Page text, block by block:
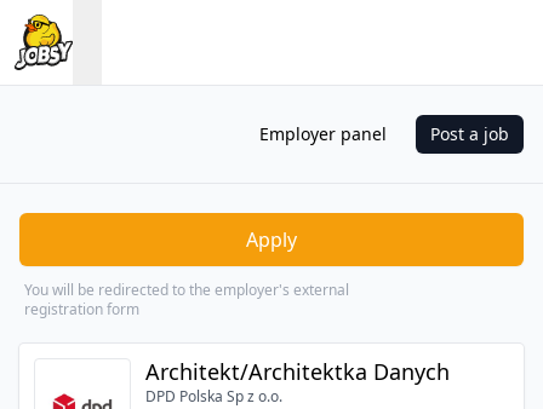
Employer panel Post a job
Architekt/Architektka Danych
DPD Polska Sp z o.o.
Apply
You will be redirected to the employer's external
registration form